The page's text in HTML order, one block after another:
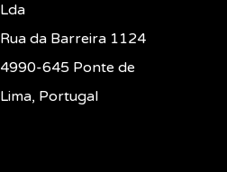
Lda
Rua da Barreira 1124
4990-645 Ponte de
Lima, Portugal